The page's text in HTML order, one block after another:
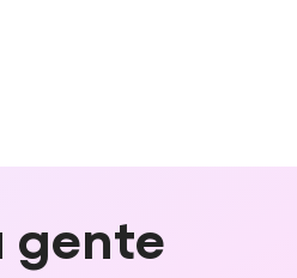
gente